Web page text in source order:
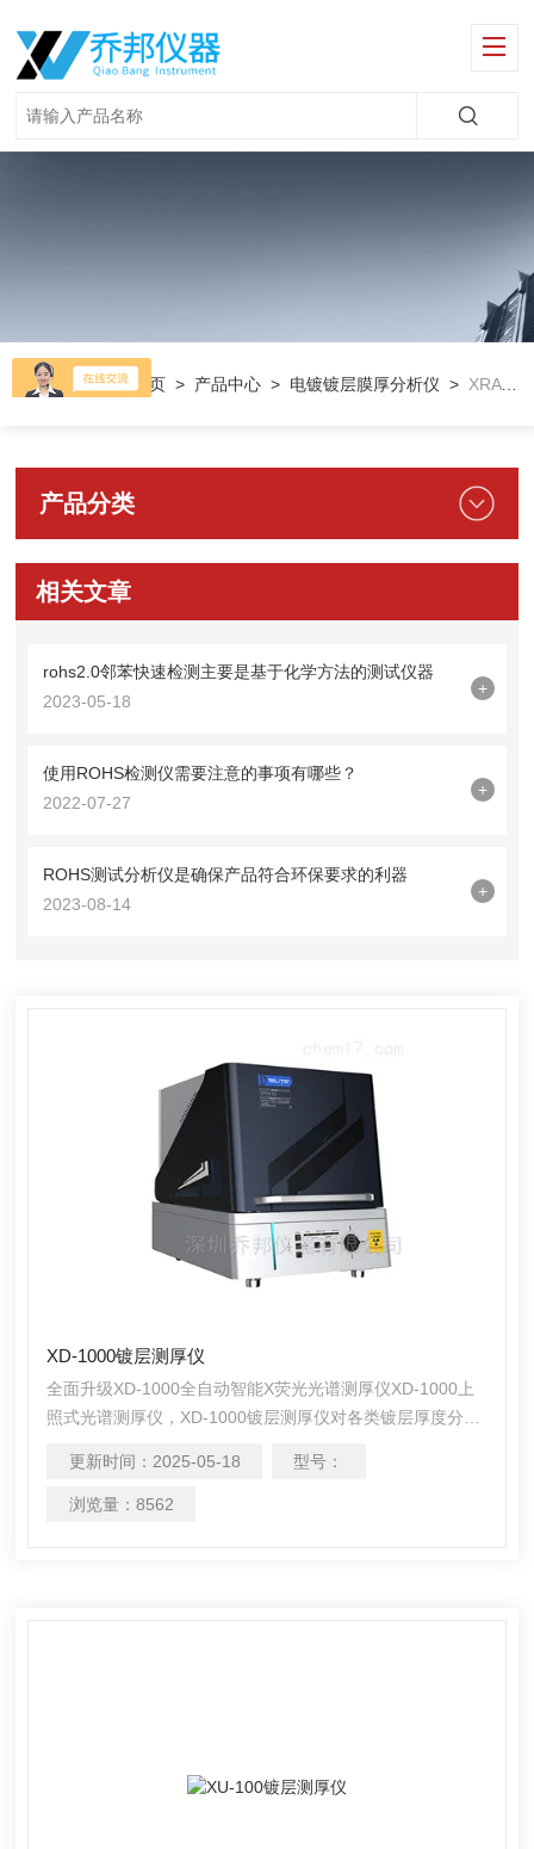
当前位置： 首页 > 产品中心 > 电镀镀层膜厚分析仪 > XRAY金属厚度测试仪
产品分类
相关文章
rohs2.0邻苯快速检测主要是基于化学方法的测试仪器
2023-05-18
+
使用ROHS检测仪需要注意的事项有哪些？
2022-07-27
+
ROHS测试分析仪是确保产品符合环保要求的利器
2023-08-14
+
XD-1000镀层测厚仪
全面升级XD-1000全自动智能X荧光光谱测厚仪XD-1000上
照式光谱测厚仪，XD-1000镀层测厚仪对各类镀层厚度分析
件、微小密集型多点测试或自动逐个检测大量的小部件，如
线路 板、引线支架、卫浴产品等。搭载四焦技术，人机交
更新时间： 2025-05-18 型号：
浏览量： 8562